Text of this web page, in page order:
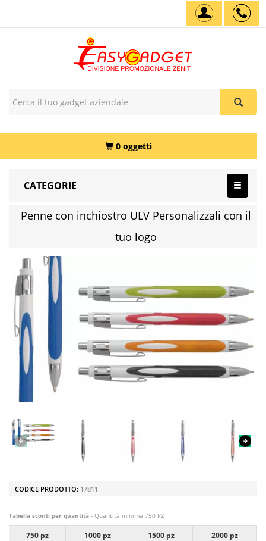
0 oggetti
CATEGORIE
Penne con inchiostro ULV Personalizzali con il
tuo logo
CODICE PRODOTTO: 17811
Tabella sconti per quantità - Quantità minima 750 PZ
750 pz 1000 pz 1500 pz
2000 pz